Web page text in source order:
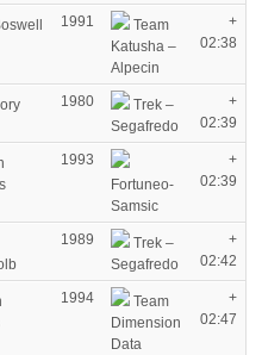
1991
Team
Katusha –
Alpecin
+
02:38
1980
Trek –
Segafredo
+
02:39
1993
Fortuneo-
Samsic
+
02:39
1989
Trek –
Segafredo
+
02:42
1994
Team
Dimension
Data
+
02:47